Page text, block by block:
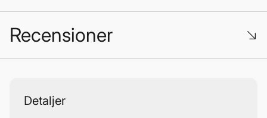
Recensioner
Detaljer